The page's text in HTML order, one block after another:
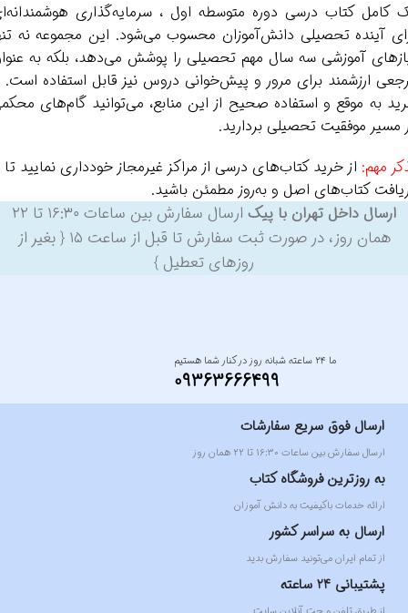
کامل کتاب درسی دوره متوسطه اول ، سرمایه‌گذاری
آینده تحصیلی دانش‌آموزان محسوب می‌شود. این مجموعه نه
آموزشی سه سال مهم تحصیلی را پوشش می‌دهد، بلکه به
ارزشمند برای مرور و پیش‌خوانی دروس نیز قابل استفاده است.
به موقع و استفاده صحیح از این منابع، می‌توانید گام‌های
مسیر موفقیت تحصیلی بردارید.
مهم: از خرید کتاب‌های درسی از مراکز غیرمجاز خودداری نمایید تا
کتاب‌های اصل و به‌روز مطمئن باشید.
ارسال داخل تهران با پیک
ارسال سفارش بین ساعات ۱۶:۳۰ تا ۲۲
همان روز، در صورت ثبت سفارش تا قبل از ساعت ۱۵ { بغیر از
روزهای تعطیل }
ما ۲۴ ساعته شبانه روز در کنار شما هستیم
09363666499
ارسال فوق سریع سفارشات
ارسال سفارش بین ساعات ۱۶:۳۰ تا ۲۲ همان روز
به روزترین فروشگاه کتاب
ارائه خدمات باکیفیت به دانش آموزان
ارسال به سراسر کشور
از تمام ایران می‌تونید سفارش بدید
پشتیبانی 24 ساعته